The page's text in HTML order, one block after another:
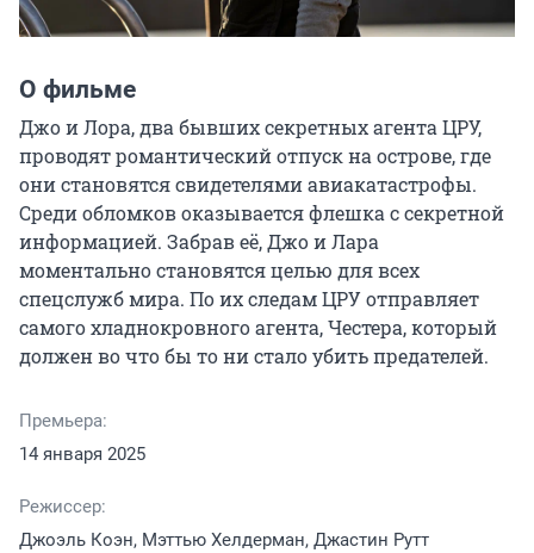
О фильме
Джо и Лора, два бывших секретных агента ЦРУ,
проводят романтический отпуск на острове, где
они становятся свидетелями авиакатастрофы.
Среди обломков оказывается флешка с секретной
информацией. Забрав её, Джо и Лара
моментально становятся целью для всех
спецслужб мира. По их следам ЦРУ отправляет
самого хладнокровного агента, Честера, который
должен во что бы то ни стало убить предателей.
Премьера:
14 января 2025
Режиссер:
Джоэль Коэн, Мэттью Хелдерман, Джастин Рутт